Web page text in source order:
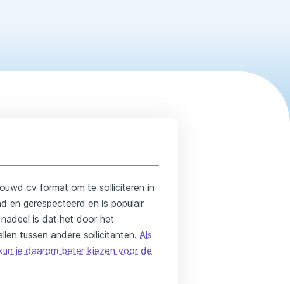
cv format om te solliciteren in
en gerespecteerd en is populair
is dat het door het
tussen andere sollicitanten. Als
je daarom beter kiezen voor de